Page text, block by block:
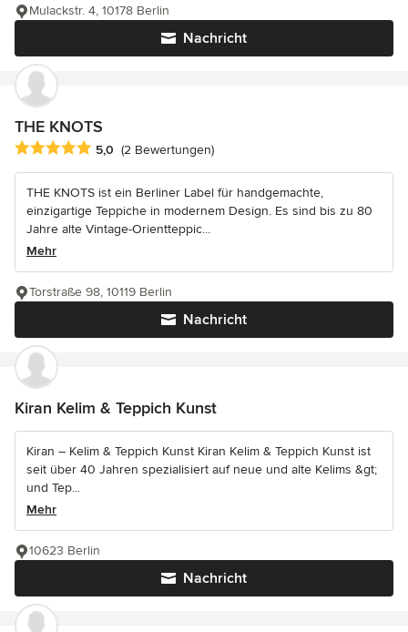
Nachricht
Mulackstr. 4, 10178 Berlin
THE KNOTS
Durchschnittliche Bewertung: 5 von 5 Sternen
5,0 (2 Bewertungen)
THE KNOTS ist ein Berliner Label für handgemachte,
einzigartige Teppiche in modernem Design. Es sind bis zu 80
Jahre alte Vintage-Orientteppic...
Mehr
Nachricht
Torstraße 98, 10119 Berlin
Kiran Kelim & Teppich Kunst
Kiran – Kelim & Teppich Kunst Kiran Kelim & Teppich Kunst ist
seit über 40 Jahren spezialisiert auf neue und alte Kelims &gt;
und Tep...
Mehr
Nachricht
10623 Berlin